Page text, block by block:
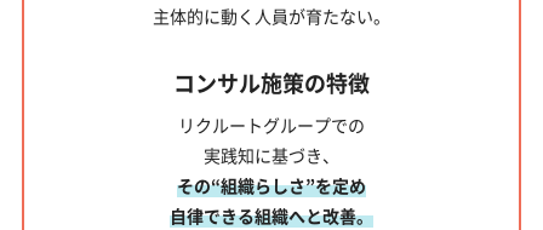
主体的に動く人員が育たない。
コンサル施策の特徴
リクルートグループでの
実践知に基づき、
その“組織らしさ”を定め
自律できる組織へと改善。